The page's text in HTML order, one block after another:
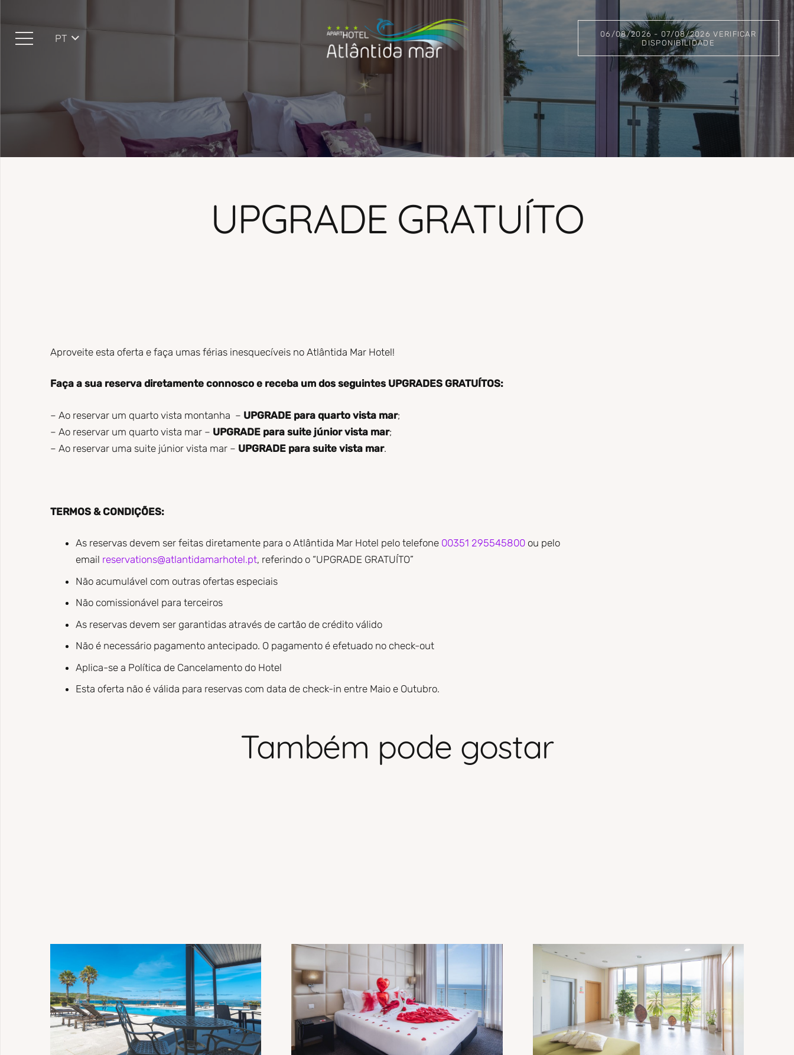
PT
06/08/2026 - 07/08/2026 VERIFICAR
DISPONIBILIDADE
UPGRADE GRATUÍTO
Aproveite esta oferta e faça umas férias inesquecíveis no Atlântida Mar Hotel!
Faça a sua reserva diretamente connosco e receba um dos seguintes UPGRADES GRATUÍTOS:
– Ao reservar um quarto vista montanha – UPGRADE para quarto vista mar;
– Ao reservar um quarto vista mar – UPGRADE para suite júnior vista mar;
– Ao reservar uma suite júnior vista mar – UPGRADE para suite vista mar.
TERMOS & CONDIÇÕES:
As reservas devem ser feitas diretamente para o Atlântida Mar Hotel pelo telefone 00351 295545800ou pelo
email reservations@atlantidamarhotel.pt, referindo o “UPGRADE GRATUÍTO”
Não acumulável com outras ofertas especiais
Não comissionável para terceiros
As reservas devem ser garantidas através de cartão de crédito válido
Não é necessário pagamento antecipado. O pagamento é efetuado no check-out
Aplica-se a Política de Cancelamento do Hotel
Esta oferta não é válida para reservas com data de check-in entre Maio e Outubro.
Também pode gostar